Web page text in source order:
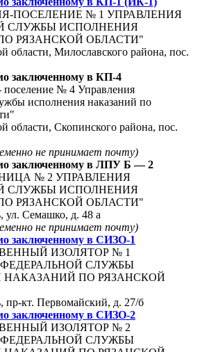
ПОСЕЛЕНИЕ № 1 УПРАВЛЕНИЯ
СЛУЖБЫ ИСПОЛНЕНИЯ
РЯЗАНСКОЙ ОБЛАСТИ"
области, Милославского района, пос.
заключенному в КП-4
№ 4 Управления
исполнения наказаний по
области, Скопинского района, пос.
не принимает почту)
заключенному в ЛПУ Б — 2
№ 2 УПРАВЛЕНИЯ
СЛУЖБЫ ИСПОЛНЕНИЯ
РЯЗАНСКОЙ ОБЛАСТИ"
ул. Семашко, д. 48 а
не принимает почту)
заключенному в СИЗО-1
ИЗОЛЯТОР № 1
СЛУЖБЫ
ПО РЯЗАНСКОЙ
пр-кт. Первомайский, д. 27/б
заключенному в СИЗО-2
ИЗОЛЯТОР № 2
СЛУЖБЫ